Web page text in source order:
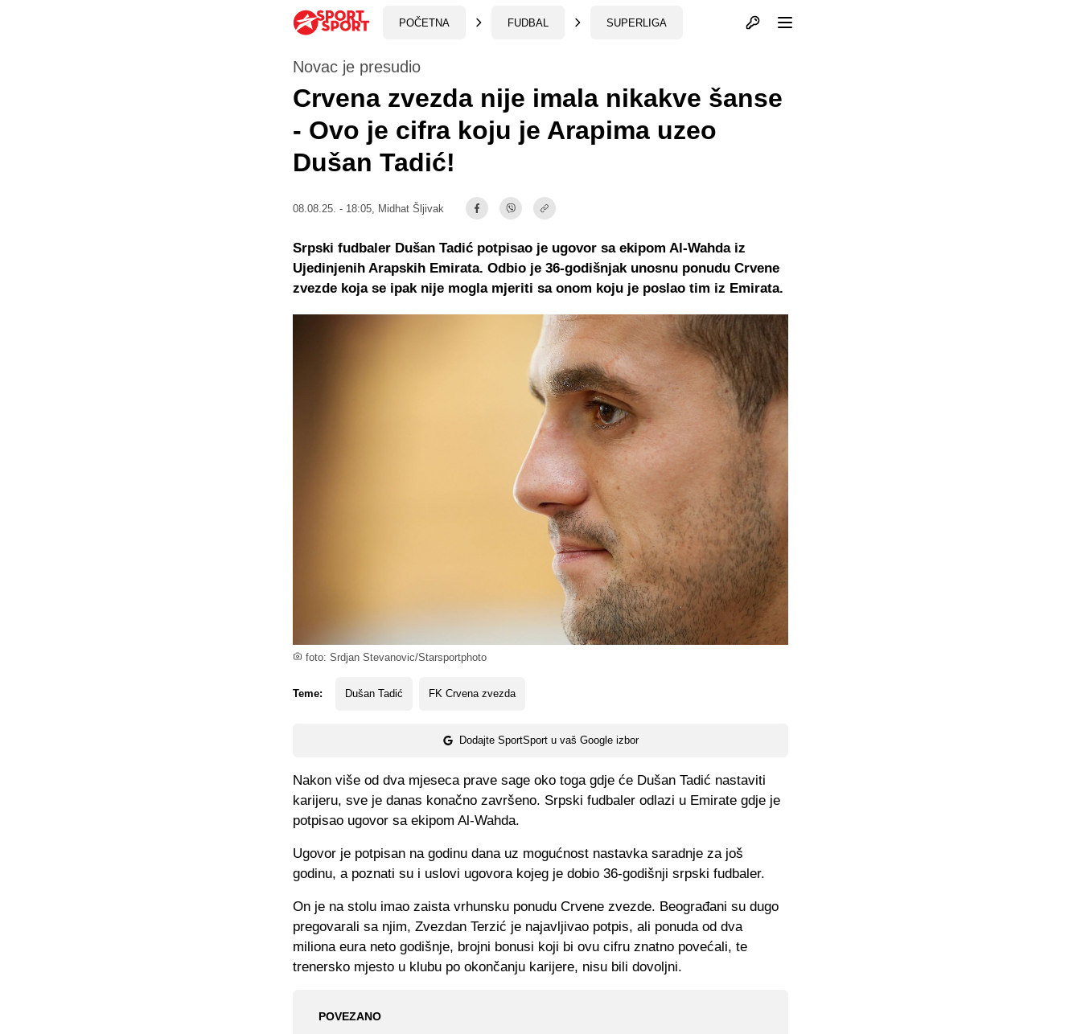
POČETNA FUDBAL SUPERLIGA Otvori profil
foto: Srdjan Stevanovic/Starsportphoto
Novac je presudio
Crvena zvezda nije imala nikakve šanse
- Ovo je cifra koju je Arapima uzeo
Dušan Tadić!
08.08.25. - 18:05, Midhat Šljivak
Teme: Dušan Tadić FK Crvena zvezda
Dodajte SportSport u vaš Google izbor
Srpski fudbaler Dušan Tadić potpisao je ugovor sa ekipom Al-Wahda iz
Ujedinjenih Arapskih Emirata. Odbio je 36-godišnjak unosnu ponudu Crvene
zvezde koja se ipak nije mogla mjeriti sa onom koju je poslao tim iz Emirata.
Nakon više od dva mjeseca prave sage oko toga gdje će Dušan Tadić nastaviti
karijeru, sve je danas konačno završeno. Srpski fudbaler odlazi u Emirate gdje je
potpisao ugovor sa ekipom Al-Wahda.
Ugovor je potpisan na godinu dana uz mogućnost nastavka saradnje za još
godinu, a poznati su i uslovi ugovora kojeg je dobio 36-godišnji srpski fudbaler.
On je na stolu imao zaista vrhunsku ponudu Crvene zvezde. Beograđani su dugo
pregovarali sa njim, Zvezdan Terzić je najavljivao potpis, ali ponuda od dva
miliona eura neto godišnje, brojni bonusi koji bi ovu cifru znatno povećali, te
trenersko mjesto u klubu po okončanju karijere, nisu bili dovoljni.
POVEZANO